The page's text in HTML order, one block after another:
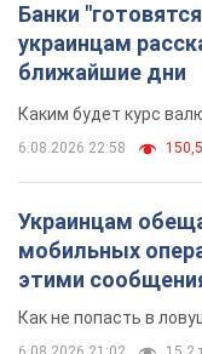
Банки
украинцам
ближайшие дни
Каким будет курс
6.08.2026 22:58
Украинцам
мобильных
этими
Как не попасть в